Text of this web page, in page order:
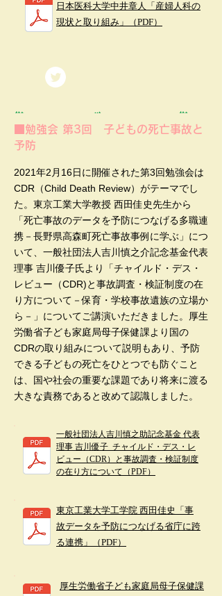
日本医科大学中井章人「産婦人科の
現状と取り組み」（PDF）
■勉強会 第3回 子どもの死亡事故と
予防
2021年2月16日に開催された第3回勉強会は
CDR（Child Death Review）がテーマでし
た。東京工業大学教授 西田佳史先生から
「死亡事故のデータを予防につなげる多職連
携－長野県高森町死亡事故事例に学ぶ」につ
いて、一般社団法人吉川慎之介記念基金代表
理事 吉川優子氏より「チャイルド・デス・
レビュー（CDR)と事故調査・検証制度の在
り方について－保育・学校事故遺族の立場か
ら－」についてご講演いただきました。厚生
労働省子ども家庭局母子保健課より国の
CDRの取り組みについて説明もあり、予防
できる子どもの死亡をひとつでも防ぐこと
は、国や社会の重要な課題であり将来に渡る
大きな責務であると改めて認識しました。
一般社団法人吉川慎之助記念基金 代表
理事 吉川優子_チャイルド・デス・レ
ビュー（CDR）と事故調査・検証制度
の在り方について（PDF）
東京工業大学工学院 西田佳史「事
故データを予防につなげる省庁に跨
る連携」（PDF）
厚生労働省子ども家庭局母子保健課